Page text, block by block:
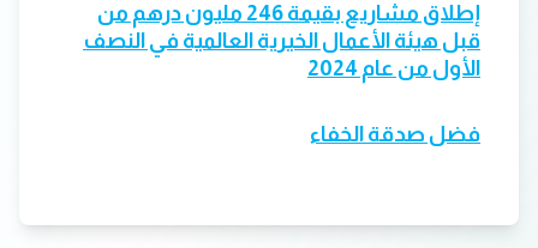
إطلاق مشاريع بقيمة 246 مليون درهم من
قبل هيئة الأعمال الخيرية العالمية في النصف
الأول من عام 2024
فضل صدقة الخفاء